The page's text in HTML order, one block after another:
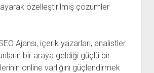
özelleştirilmiş çözümler
Ajansı, içerik yazarları, analistler
bir araya geldiği güçlü bir
online varlığını güçlendirmek